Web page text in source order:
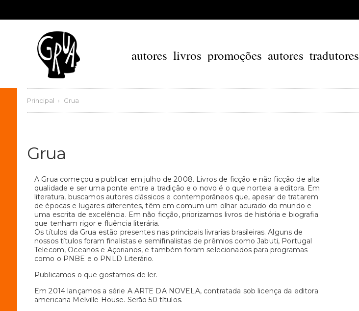
autores livros promoções autores tradutores
Principal Grua
Grua
A Grua começou a publicar em julho de 2008. Livros de ficção e não ficção de alta
qualidade e ser uma ponte entre a tradição e o novo é o que norteia a editora. Em
literatura, buscamos autores clássicos e contemporâneos que, apesar de tratarem
de épocas e lugares diferentes, têm em comum um olhar acurado do mundo e
uma escrita de excelência. Em não ficção, priorizamos livros de história e biografia
que tenham rigor e fluência literária.
Os títulos da Grua estão presentes nas principais livrarias brasileiras. Alguns de
nossos títulos foram finalistas e semifinalistas de prêmios como Jabuti, Portugal
Telecom, Oceanos e Açorianos, e também foram selecionados para programas
como o PNBE e o PNLD Literário.
Publicamos o que gostamos de ler.
Em 2014 lançamos a série A ARTE DA NOVELA, contratada sob licença da editora
americana Melville House. Serão 50 títulos.